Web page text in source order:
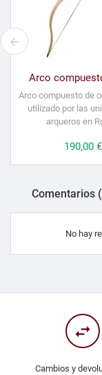
Arco
Arco compuesto de
utilizado por las
arqueros en
Precio
190,00 €
Comentarios
No hay
swap_horiz
Cambios y